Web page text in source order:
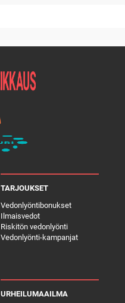
TARJOUKSET
Vedonlyöntibonukset
Ilmaisvedot
Riskitön vedonlyönti
Vedonlyönti-kampanjat
URHEILUMAAILMA